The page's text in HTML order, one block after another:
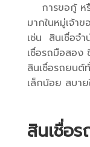
การขอกู้ หรื
มากในหมู่เจ้า
เช่น สินเชื่อจำ
เชื่อรถมือสอง
สินเชื่อรถยนต์
เล็กน้อย สบาย
สินเชื่อร